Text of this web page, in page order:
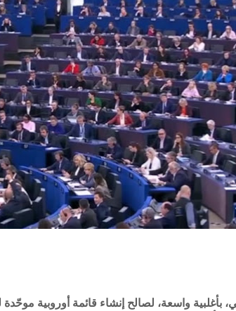
بأغلبية واسعة، لصالح إنشاء قائمة أوروبية موحّدة